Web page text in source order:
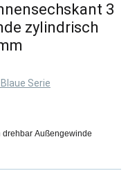
3
zylindrisch
Serie
drehbar Außengewinde